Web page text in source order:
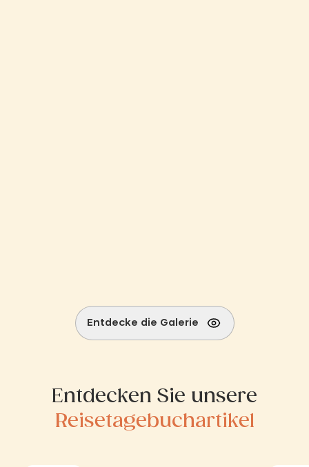
Entdecke die Galerie
Entdecken Sie unsere
Reisetagebuchartikel